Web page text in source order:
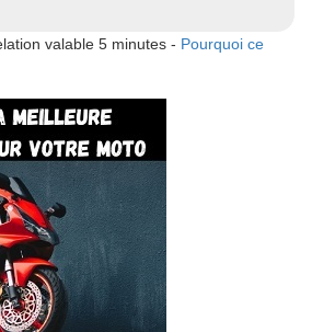
valable 5 minutes - Pourquoi ce